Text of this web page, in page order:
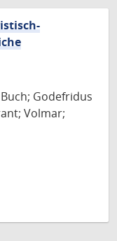
Godefridus
Volmar;